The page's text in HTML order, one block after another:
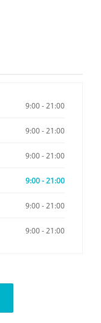
9:00 - 21:00
9:00 - 21:00
9:00 - 21:00
9:00 - 21:00
9:00 - 21:00
9:00 - 21:00